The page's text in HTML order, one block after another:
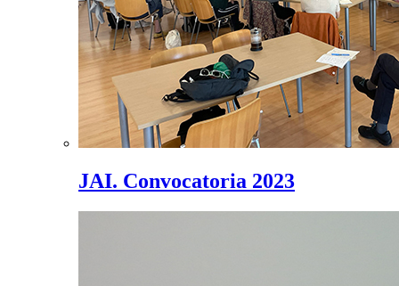
JAI. Convocatoria 2023